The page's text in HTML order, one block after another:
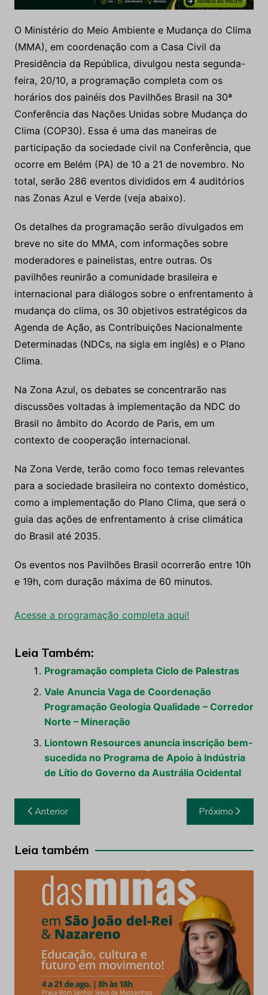
O Ministério do Meio Ambiente e Mudança do Clima
(MMA), em coordenação com a Casa Civil da
Presidência da República, divulgou nesta segunda-
feira, 20/10, a programação completa com os
horários dos painéis dos Pavilhões Brasil na 30ª
Conferência das Nações Unidas sobre Mudança do
Clima (COP30). Essa é uma das maneiras de
participação da sociedade civil na Conferência, que
ocorre em Belém (PA) de 10 a 21 de novembro. No
total, serão 286 eventos divididos em 4 auditórios
nas Zonas Azul e Verde (veja abaixo).
Os detalhes da programação serão divulgados em
breve no site do MMA, com informações sobre
moderadores e painelistas, entre outras. Os
pavilhões reunirão a comunidade brasileira e
internacional para diálogos sobre o enfrentamento à
mudança do clima, os 30 objetivos estratégicos da
Agenda de Ação, as Contribuições Nacionalmente
Determinadas (NDCs, na sigla em inglês) e o Plano
Clima.
Na Zona Azul, os debates se concentrarão nas
discussões voltadas à implementação da NDC do
Brasil no âmbito do Acordo de Paris, em um
contexto de cooperação internacional.
Na Zona Verde, terão como foco temas relevantes
para a sociedade brasileira no contexto doméstico,
como a implementação do Plano Clima, que será o
guia das ações de enfrentamento à crise climática
do Brasil até 2035.
Os eventos nos Pavilhões Brasil ocorrerão entre 10h
e 19h, com duração máxima de 60 minutos.
Acesse a programação completa aqui!
Leia Também:
Programação completa Ciclo de Palestras
Vale Anuncia Vaga de Coordenação
Programação Geologia Qualidade – Corredor
Norte – Mineração
Liontown Resources anuncia inscrição bem-
sucedida no Programa de Apoio à Indústria
de Lítio do Governo da Austrália Ocidental
Navegação
de
Post
Anterior Próximo
Leia também